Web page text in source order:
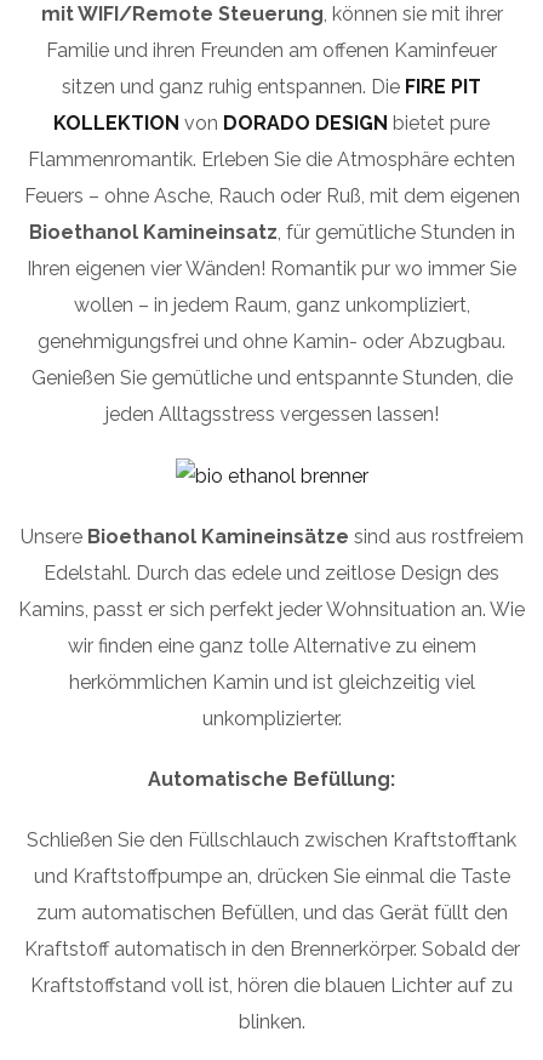
mit WIFI/Remote Steuerung, können sie mit ihrer
Familie und ihren Freunden am offenen Kaminfeuer
sitzen und ganz ruhig entspannen. Die FIRE PIT
KOLLEKTION von DORADO DESIGN bietet pure
Flammenromantik. Erleben Sie die Atmosphäre echten
Feuers – ohne Asche, Rauch oder Ruß, mit dem eigenen
Bioethanol Kamineinsatz, für gemütliche Stunden in
Ihren eigenen vier Wänden! Romantik pur wo immer Sie
wollen – in jedem Raum, ganz unkompliziert,
genehmigungsfrei und ohne Kamin- oder Abzugbau.
Genießen Sie gemütliche und entspannte Stunden, die
jeden Alltagsstress vergessen lassen!
Unsere Bioethanol Kamineinsätze sind aus rostfreiem
Edelstahl. Durch das edele und zeitlose Design des
Kamins, passt er sich perfekt jeder Wohnsituation an. Wie
wir finden eine ganz tolle Alternative zu einem
herkömmlichen Kamin und ist gleichzeitig viel
unkomplizierter.
Automatische Befüllung:
Schließen Sie den Füllschlauch zwischen Kraftstofftank
und Kraftstoffpumpe an, drücken Sie einmal die Taste
zum automatischen Befüllen, und das Gerät füllt den
Kraftstoff automatisch in den Brennerkörper. Sobald der
Kraftstoffstand voll ist, hören die blauen Lichter auf zu
blinken.